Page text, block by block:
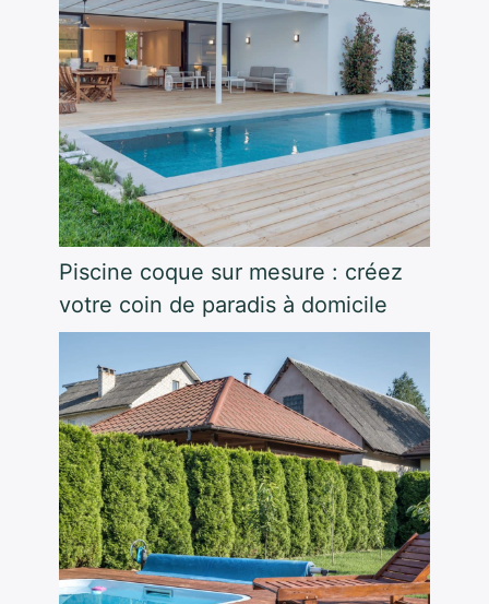
Piscine coque sur mesure : créez
votre coin de paradis à domicile